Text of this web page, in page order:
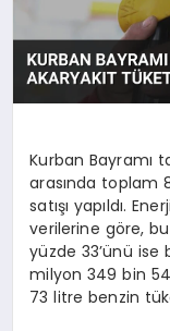
Kurban Bayramı
arasında toplam
satışı yapıldı.
verilerine göre,
yüzde 33’ünü
milyon 349 bin
73 litre benzin